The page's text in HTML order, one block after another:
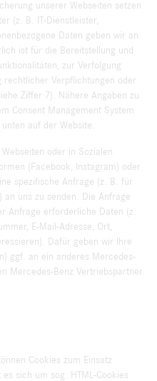
unserer Webseiten setzen
(z. B. IT-Dienstleister,
Daten geben wir an
ist für die Bereitstellung und
zur Verfolgung
rechtlicher Verpflichtungen oder
Ziffer 7). Nähere Angaben zu
Consent Management System
auf der Website.
oder in Sozialen
(Facebook, Instagram) oder
spezifische Anfrage (z. B. für
an uns zu senden. Die Anfrage
Anfrage erforderliche Daten (z.
E-Mail-Adresse, Ort,
Dafür geben wir Ihre
ggf. an ein anderes Mercedes-
Mercedes-Benz Vertriebspartner
Cookies zum Einsatz
sich um sog. HTML-Cookies